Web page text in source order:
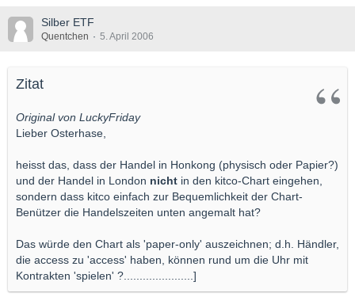
Silber ETF
Quentchen 5. April 2006
Zitat
Original von LuckyFriday
Lieber Osterhase,
heisst das, dass der Handel in Honkong (physisch oder Papier?)
und der Handel in London nicht in den kitco-Chart eingehen,
sondern dass kitco einfach zur Bequemlichkeit der Chart-
Benützer die Handelszeiten unten angemalt hat?
Das würde den Chart als 'paper-only' auszeichnen; d.h. Händler,
die access zu 'access' haben, können rund um die Uhr mit
Kontrakten 'spielen' ?......................]